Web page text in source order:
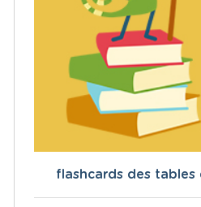
flashcards des